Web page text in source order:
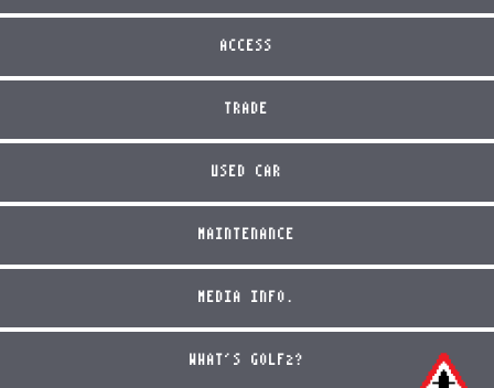
ACCESS
TRADE
USED CAR
MAINTENANCE
MEDIA INFO.
WHAT'S GOLF2?